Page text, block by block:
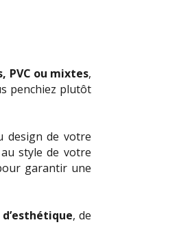
PVC ou mixtes,
penchiez plutôt
design de votre
style de votre
garantir une
d’esthétique, de